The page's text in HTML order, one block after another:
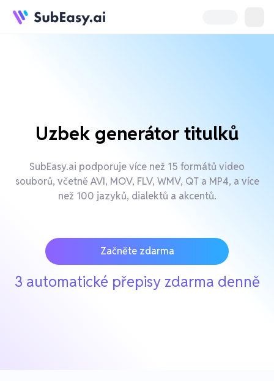
Uzbek generátor titulků
SubEasy.ai podporuje více než 15 formátů video
souborů, včetně AVI, MOV, FLV, WMV, QT a MP4, a více
než 100 jazyků, dialektů a akcentů.
Začněte zdarma
3 automatické přepisy zdarma denně